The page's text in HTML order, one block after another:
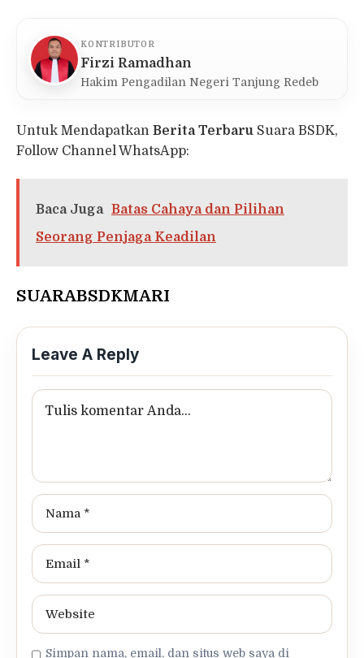
KONTRIBUTOR
Firzi Ramadhan
Hakim Pengadilan Negeri Tanjung Redeb
Untuk Mendapatkan Berita Terbaru Suara BSDK,
Follow Channel WhatsApp:
Baca Juga Batas Cahaya dan Pilihan
Seorang Penjaga Keadilan
SUARABSDKMARI
Leave A Reply
Simpan nama, email, dan situs web saya di